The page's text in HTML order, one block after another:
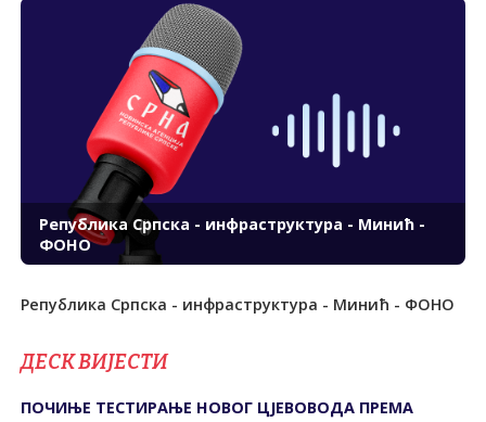
Република Српска - инфраструктура - Минић -
ФОНО
Република Српска - инфраструктура - Минић - ФОНО
ДЕСК ВИЈЕСТИ
ПОЧИЊЕ ТЕСТИРАЊЕ НОВОГ ЦЈЕВОВОДА ПРЕМА